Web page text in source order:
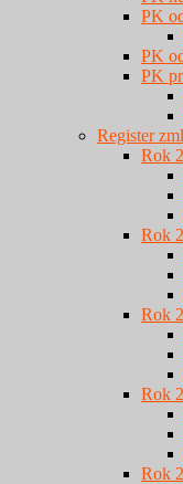
PK
PK
PK
Register
Rok
Rok
Rok
Rok
Rok